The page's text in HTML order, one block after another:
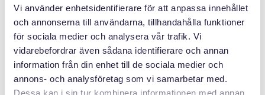
Vi använder enhetsidentifierare för att anpassa innehållet
och annonserna till användarna, tillhandahålla funktioner
för sociala medier och analysera vår trafik. Vi
vidarebefordrar även sådana identifierare och annan
information från din enhet till de sociala medier och
annons- och analysföretag som vi samarbetar med.
bokningen@svenskamedbaby.se
MEDARRANGÖRER